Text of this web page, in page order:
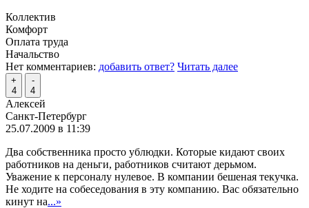
Коллектив
Комфорт
Оплата труда
Начальство
Нет комментариев: добавить ответ? Читать далее
+
4
-
4
Алексей
Санкт-Петербург
25.07.2009 в 11:39
Два собственника просто ублюдки. Которые кидают своих
работников на деньги, работников считают дерьмом.
Уважение к персоналу нулевое. В компании бешеная текучка.
Не ходите на собеседования в эту компанию. Вас обязательно
кинут на...»